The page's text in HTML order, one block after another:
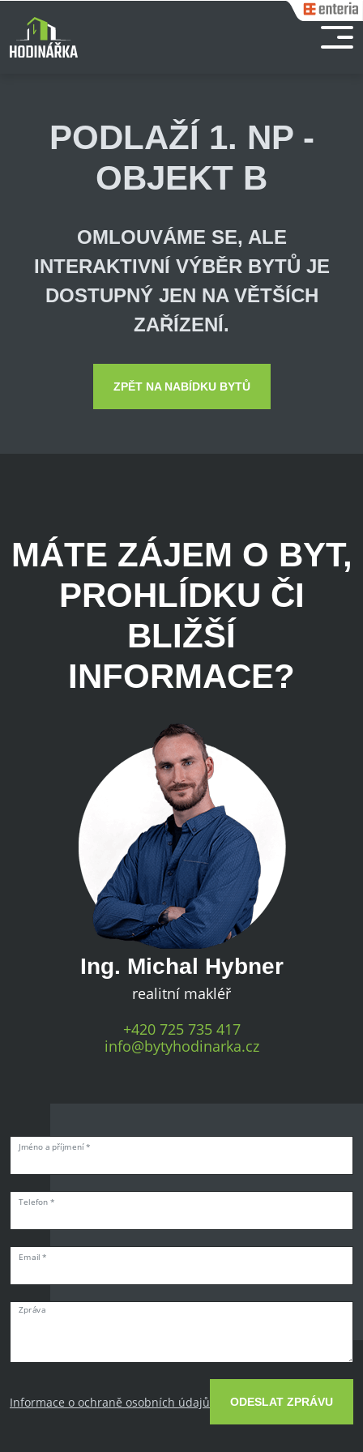
PODLAŽÍ 1. NP -
OBJEKT B
OMLOUVÁME SE, ALE
INTERAKTIVNÍ VÝBĚR BYTŮ JE
DOSTUPNÝ JEN NA VĚTŠÍCH
ZAŘÍZENÍ.
ZPĚT NA NABÍDKU BYTŮ
MÁTE ZÁJEM O BYT,
PROHLÍDKU ČI
BLIŽŠÍ
INFORMACE?
Ing. Michal Hybner
realitní makléř
+420 725 735 417
info@bytyhodinarka.cz
Jméno a příjmení *
Telefon *
Email *
Zpráva
Informace o ochraně osobních údajů ODESLAT ZPRÁVU